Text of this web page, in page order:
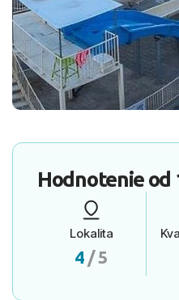
Hodnotenie od
Lokalita
4 / 5